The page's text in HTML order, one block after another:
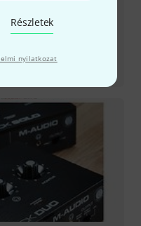
Részletek
nyilatkozat